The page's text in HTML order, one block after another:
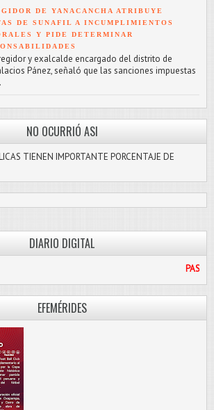
DE YANACANCHA ATRIBUYE
DE SUNAFIL A INCUMPLIMIENTOS
Y PIDE DETERMINAR
y exalcalde encargado del distrito de
Pánez, señaló que las sanciones impuestas
NO OCURRIÓ ASI
TIENEN IMPORTANTE PORCENTAJE DE
DIARIO DIGITAL
PASCO LIBRE
EFEMÉRIDES